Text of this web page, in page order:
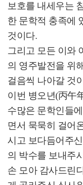
보호를 내세우는
한 문학적 충족에
것이다.
그리고 모든 이와
의 영주발전을 위
걸음씩 나아갈 것
이번 병오년(丙午
수많은 문학인들
면서 묵묵히 걸어
시고 보다듬어주
의 박수를 보내주
손 모아 감사드린